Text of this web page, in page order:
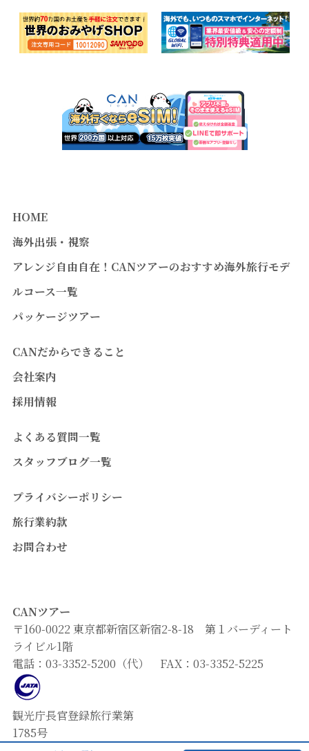
HOME
海外出張・視察
アレンジ自由自在！CANツアーのおすすめ海外旅行モデ
ルコース一覧
パッケージツアー
CANだからできること
会社案内
採用情報
よくある質問一覧
スタッフブログ一覧
プライバシーポリシー
旅行業約款
お問合わせ
CANツアー
〒160-0022 東京都新宿区新宿2-8-18 第１バーディート
ライビル1階
電話：03-3352-5200（代） FAX：03-3352-5225
観光庁長官登録旅行業第
1785号